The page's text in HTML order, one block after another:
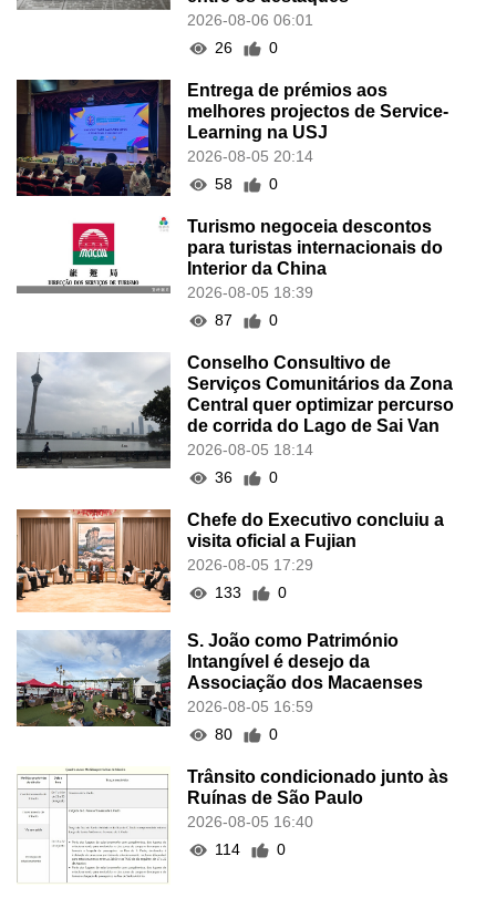
2026-08-06 06:01
26
0
Entrega de prémios aos
melhores projectos de Service-
Learning na USJ
2026-08-05 20:14
58
0
Turismo negoceia descontos
para turistas internacionais do
Interior da China
2026-08-05 18:39
87
0
Conselho Consultivo de
Serviços Comunitários da Zona
Central quer optimizar percurso
de corrida do Lago de Sai Van
2026-08-05 18:14
36
0
Chefe do Executivo concluiu a
visita oficial a Fujian
2026-08-05 17:29
133
0
S. João como Património
Intangível é desejo da
Associação dos Macaenses
2026-08-05 16:59
80
0
Trânsito condicionado junto às
Ruínas de São Paulo
2026-08-05 16:40
114
0